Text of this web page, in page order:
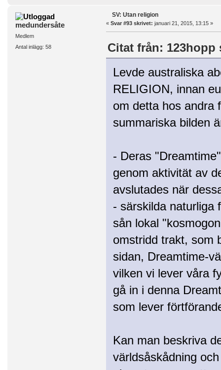
medundersåte
Medlem
Antal inlägg: 58
SV: Utan religion
« Svar #93 skrivet: januari 21, 2015, 13:15 »
Citat från: 123hopp
Levde australiska
RELIGION, innan
om detta hos andra
summariska bilden
- Deras
genom aktivität av
avslutades när
- särskilda naturliga
sån lokal
omstridd trakt, som
sidan, Dreamtime-
vilken vi lever våra
gå in i denna
som lever
Kan man beskriva
världsåskådning